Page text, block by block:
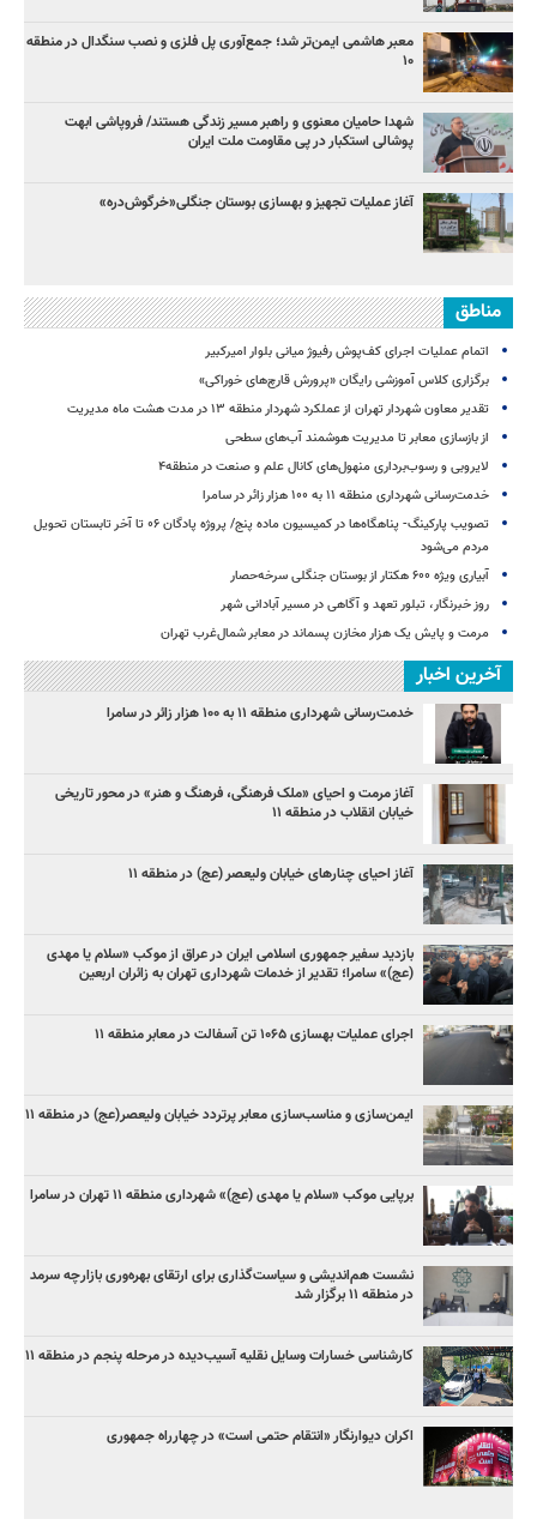
معبر هاشمی ایمن‌تر شد؛ جمع‌آوری پل فلزی و نصب سنگدال در منطقه
۱۰
شهدا حامیان معنوی و راهبر مسیر زندگی هستند/ فروپاشی ابهت
پوشالی استکبار در پی مقاومت ملت ایران
آغاز عملیات تجهیز و بهسازی بوستان جنگلی«خرگوش‌دره»
مناطق
اتمام عملیات اجرای کف‌پوش رفیوژ میانی بلوار امیرکبیر
برگزاری کلاس آموزشی رایگان «پرورش قارچ‌های خوراکی»
تقدیر معاون شهردار تهران از عملکرد شهردار منطقه ۱۳ در مدت هشت ماه مدیریت
از بازسازی معابر تا مدیریت هوشمند آب‌های سطحی
لایروبی و رسوب‌برداری منهول‌های کانال علم و صنعت در منطقه۴
خدمت‌رسانی شهرداری منطقه ۱۱ به ۱۰۰ هزار زائر در سامرا
تصویب پارکینگ- پناهگاه‌ها در کمیسیون ماده پنج/ پروژه پادگان ۰۶ تا آخر تابستان تحویل
مردم می‌شود
آبیاری ویژه ۶۰۰ هکتار از بوستان جنگلی سرخه‌حصار
روز خبرنگار، تبلور تعهد و آگاهی در مسیر آبادانی شهر
مرمت و پایش یک هزار مخازن پسماند در معابر شمال‌غرب تهران
آخرین اخبار
خدمت‌رسانی شهرداری منطقه ۱۱ به ۱۰۰ هزار زائر در سامرا
آغاز مرمت و احیای «ملک فرهنگی، فرهنگ و هنر» در محور تاریخی
خیابان انقلاب در منطقه ۱۱
آغاز احیای چنارهای خیابان ولیعصر (عج) در منطقه ۱۱
بازدید سفیر جمهوری اسلامی ایران در عراق از موکب «سلام یا مهدی
(عج)» سامرا؛ تقدیر از خدمات شهرداری تهران به زائران اربعین
اجرای عملیات بهسازی ۱۰۶۵ تن آسفالت در معابر منطقه ۱۱
ایمن‌سازی و مناسب‌سازی معابر پرتردد خیابان ولیعصر(عج) در منطقه ۱۱
برپایی موکب «سلام یا مهدی (عج)» شهرداری منطقه ۱۱ تهران در سامرا
نشست هم‌اندیشی و سیاست‌گذاری برای ارتقای بهره‌وری بازارچه سرمد
در منطقه ۱۱ برگزار شد
کارشناسی خسارات وسایل نقلیه آسیب‌دیده در مرحله پنجم در منطقه ۱۱
اکران دیوارنگار «انتقام حتمی است» در چهارراه جمهوری